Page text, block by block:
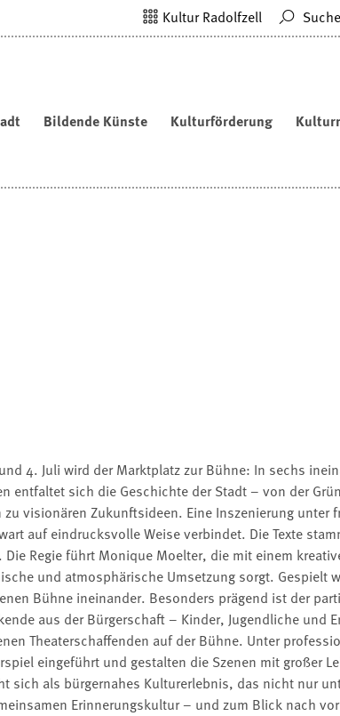
Kultur Radolfzell Suche
Bildende Künste Kulturförderung
4. Juli wird der Marktplatz zur Bühne: In sechs
entfaltet sich die Geschichte der Stadt – von der
visionären Zukunftsideen. Eine Inszenierung unter
auf eindrucksvolle Weise verbindet. Die Texte
Die Regie führt Monique Moelter, die mit einem
und atmosphärische Umsetzung sorgt. Gespielt
Bühne ineinander. Besonders prägend ist der
aus der Bürgerschaft – Kinder, Jugendliche und
Theaterschaffenden auf der Bühne. Unter
eingeführt und gestalten die Szenen mit großer
sich als bürgernahes Kulturerlebnis, das nicht nur
Erinnerungskultur – und zum Blick nach